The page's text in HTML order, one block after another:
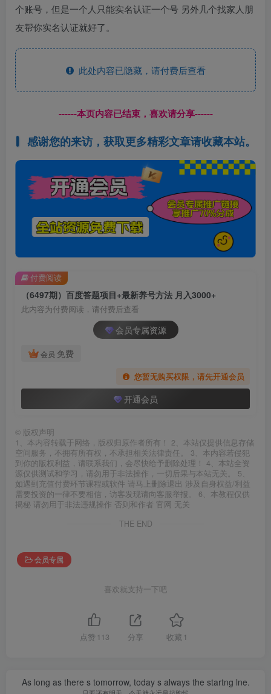
个账号，但是一个人只能实名认证一个号 另外几个找家人朋
友帮你实名认证就好了。
此处内容已隐藏，请付费后查看
------本页内容已结束，喜欢请分享------
感谢您的来访，获取更多精彩文章请收藏本站。
（6497期）百度答题项目+最新养号方法 月入3000+
此内容为付费阅读，请付费后查看
会员专属资源
会员 免费
您暂无购买权限，请先开通会员
开通会员
付费阅读
© 版权声明
1、本内容转载于网络，版权归原作者所有！ 2、本站仅提供信息存储
空间服务，不拥有所有权，不承担相关法律责任。 3、本内容若侵犯
到你的版权利益，请联系我们，会尽快给予删除处理！ 4、本站全资
源仅供测试和学习，请勿用于非法操作，一切后果与本站无关。 5、
如遇到充值付费环节课程或软件 请马上删除退出 涉及自身权益/利益
需要投资的一律不要相信，访客发现请向客服举报。 6、本教程仅供
揭秘 请勿用于非法违规操作 否则和作者 官网 无关
THE END
会员专属
喜欢就支持一下吧
点赞 113 分享 收藏 1
As long as there s tomorrow, today s always the startng lne.